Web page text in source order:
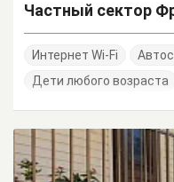
Частный сектор
Интернет Wi-Fi
Дети любого возраста